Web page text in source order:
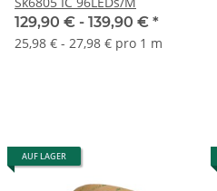
129,90 € - 139,90 € *
25,98 € - 27,98 € pro 1 m
AUF LAGER